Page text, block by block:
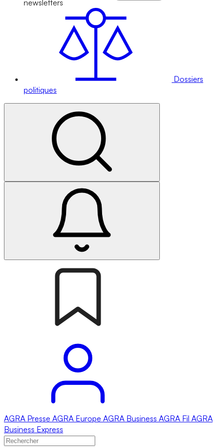
newsletters
Dossiers
politiques
AGRA Presse AGRA Europe AGRA Business AGRA Fil AGRA
Business Express